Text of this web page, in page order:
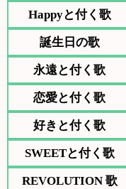
Happyと付く歌
誕生日の歌
永遠と付く歌
恋愛と付く歌
好きと付く歌
SWEETと付く歌
REVOLUTION 歌